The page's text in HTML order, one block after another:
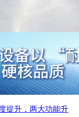
提升，两大功能升